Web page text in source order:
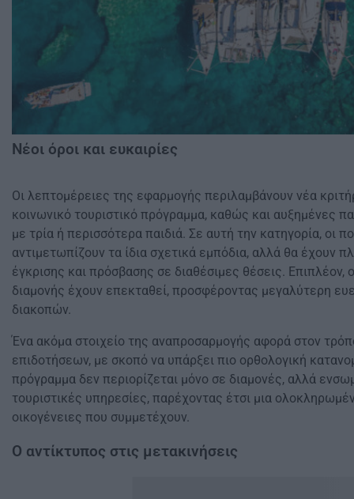
Νέοι όροι και ευκαιρίες
Οι λεπτομέρειες της εφαρμογής περιλαμβάνουν νέα
κοινωνικό τουριστικό πρόγραμμα, καθώς και αυξημένες
με τρία ή περισσότερα παιδιά. Σε αυτή την κατηγορία, οι
αντιμετωπίζουν τα ίδια σχετικά εμπόδια, αλλά θα έχουν
έγκρισης και πρόσβασης σε διαθέσιμες θέσεις. Επιπλέον,
διαμονής έχουν επεκταθεί, προσφέροντας μεγαλύτερη
διακοπών.
Ένα ακόμα στοιχείο της αναπροσαρμογής αφορά στον
επιδοτήσεων, με σκοπό να υπάρξει πιο ορθολογική
πρόγραμμα δεν περιορίζεται μόνο σε διαμονές, αλλά
τουριστικές υπηρεσίες, παρέχοντας έτσι μια
οικογένειες που συμμετέχουν.
Ο αντίκτυπος στις μετακινήσεις